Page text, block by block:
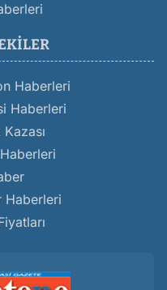
Haberleri
Haberleri
Haberleri